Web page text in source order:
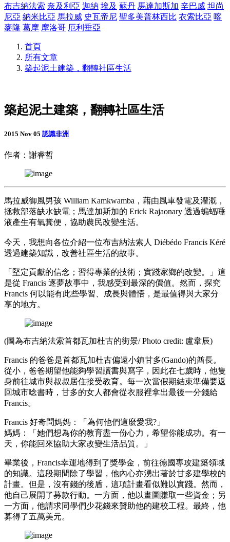
布吉納法索 奈及利亞 迦納 埃及 蘇丹 馬達加斯加 辛巴威 坦尚
尼亞 納米比亞 馬拉威 史瓦帝尼 聖多美普林西比 衣索比亞 喀
麥隆 葛摩 摩洛哥 厄利垂亞
首頁
所有文章
築起泥土建築，翻轉社區生活
築起泥土建築，翻轉社區生活
2015 Nov 05 認識非洲
作者：謝睿哲
馬拉威御風男孩 William Kamkwamba，藉由風車發電及灌溉，
拯救部落缺水缺電；馬達加斯加的 Erick Rajaonary 透過蝙蝠唾
液產生有氧糞便，協助農民改變生活。
今天，我想向各位介紹一位布吉納法索人 Diébédo Francis Kéré
透過建築知識，改善社區生活的故事。
「堅定貢獻的信念；習得專業的技術；實踐家鄉的改變。」這
是從 Francis 逐夢故事中，我感受到最深的價值。然而，探究
Francis 何以能有此些學習、成長與體悟，是最值得與大家分
享的地方。
(圖為布吉納法索首都瓦加杜古的街景/ Photo credit: 盧韋辰)
Francis 的爸爸是首都瓦加杜古偏遠小鎮甘多(Gando)的酋長。
從小，爸爸期望他能夠學習讀書與寫字，因此在七歲時，他隻
身前往城市與叔叔居住接受教育。每一次當假期結束準備要返
回城市唸書時，甘多的女人都會從衣服裡拿出最後一分錢給
Francis。
Francis 好奇問媽媽：「為何他們這麼愛我?」
媽媽：「她們想為你的教育盡一份心力，希望你能成功。有一
天，你能回來協助大家改變生活品質。」
畢業後，Francis幸運地得到了獎學金，前往德國專攻建築領域
的知識。這段期間除了學習，他內心亦湧出著於甘多建學校的
計畫。但是，沒有錢的後盾，這項計畫看似難以實踐。然而，
他自己展開了募款行動。一方面，他以畫圖賺取一些資金；另
一方面，他請求同學們少花錢來贊助他的建校工程。最終，他
募得了五萬美元。